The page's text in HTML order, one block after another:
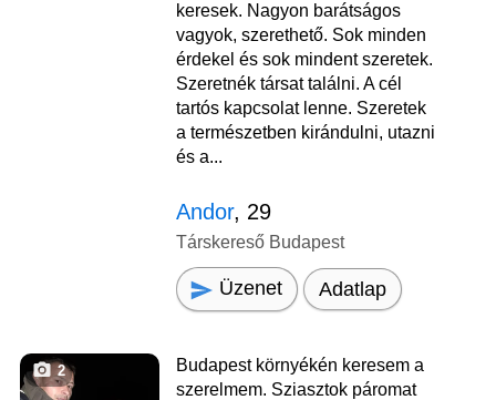
keresek. Nagyon barátságos
vagyok, szerethető. Sok minden
érdekel és sok mindent szeretek.
Szeretnék társat találni. A cél
tartós kapcsolat lenne. Szeretek
a természetben kirándulni, utazni
és a...
Andor, 29
Társkereső Budapest
Üzenet Adatlap
2
Budapest környékén keresem a
szerelmem. Sziasztok páromat